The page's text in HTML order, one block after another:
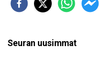
Seuran uusimmat